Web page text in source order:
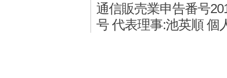
通信販売業申告番号
号 代表理事:池英順 個